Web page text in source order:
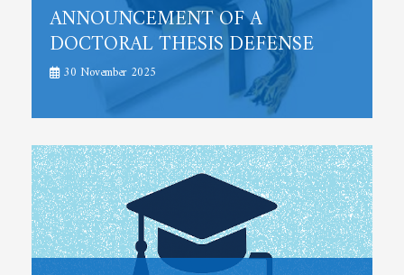
ANNOUNCEMENT OF A
DOCTORAL THESIS DEFENSE
30 November 2025